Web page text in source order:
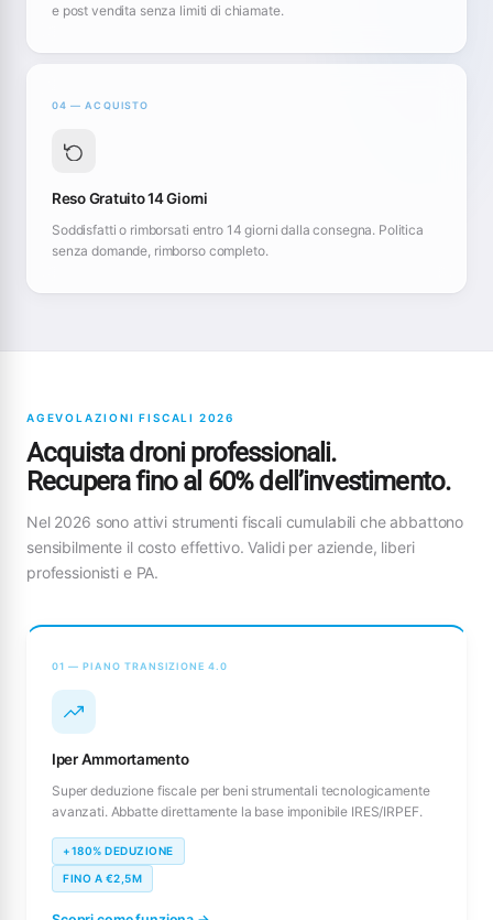
e post vendita senza limiti di chiamate.
04 — ACQUISTO
Reso Gratuito 14 Giorni
Soddisfatti o rimborsati entro 14 giorni dalla consegna. Politica
senza domande, rimborso completo.
AGEVOLAZIONI FISCALI 2026
Acquista droni professionali.
Recupera fino al 60% dell’investimento.
Nel 2026 sono attivi strumenti fiscali cumulabili che abbattono
sensibilmente il costo effettivo. Validi per aziende, liberi
professionisti e PA.
01 — PIANO TRANSIZIONE 4.0
Iper Ammortamento
Super deduzione fiscale per beni strumentali tecnologicamente
avanzati. Abbatte direttamente la base imponibile IRES/IRPEF.
+180% DEDUZIONE
FINO A €2,5M